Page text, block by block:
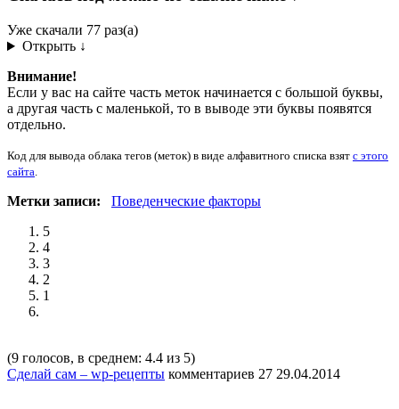
Уже скачали 77 раз(а)
Открыть ↓
Внимание!
Если у вас на сайте часть меток начинается с большой буквы,
а другая часть с маленькой, то в выводе эти буквы появятся
отдельно.
Код для вывода облака тегов (меток) в виде алфавитного списка взят с этого
сайта.
Метки записи:
Поведенческие факторы
5
4
3
2
1
(9 голосов, в среднем: 4.4 из 5)
Сделай сам – wp-рецепты комментариев 27 29.04.2014